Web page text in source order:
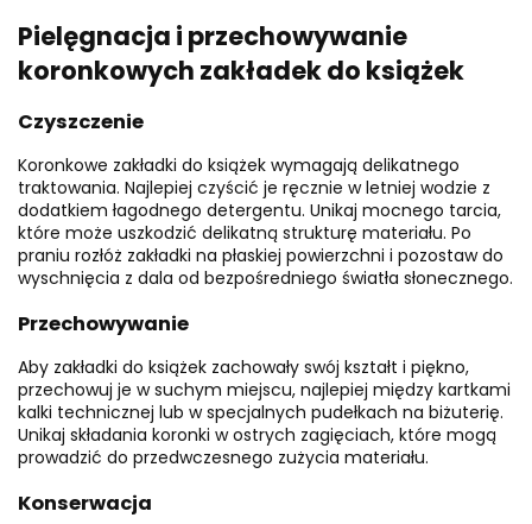
Pielęgnacja i przechowywanie
koronkowych zakładek do książek
Czyszczenie
Koronkowe zakładki do książek wymagają delikatnego
traktowania. Najlepiej czyścić je ręcznie w letniej wodzie z
dodatkiem łagodnego detergentu. Unikaj mocnego tarcia,
które może uszkodzić delikatną strukturę materiału. Po
praniu rozłóż zakładki na płaskiej powierzchni i pozostaw do
wyschnięcia z dala od bezpośredniego światła słonecznego.
Przechowywanie
Aby zakładki do książek zachowały swój kształt i piękno,
przechowuj je w suchym miejscu, najlepiej między kartkami
kalki technicznej lub w specjalnych pudełkach na biżuterię.
Unikaj składania koronki w ostrych zagięciach, które mogą
prowadzić do przedwczesnego zużycia materiału.
Konserwacja